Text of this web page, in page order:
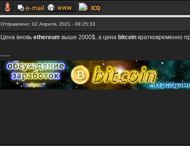
Отправлено: 02 Апреля, 2021 - 08:25:33
Цена вновь ethereum выше 2000$, а цена bitcoin кратковременно
-----